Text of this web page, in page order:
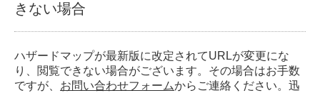
きない場合
ハザードマップが最新版に改定されてURLが変更にな
り、閲覧できない場合がございます。その場合はお手数
ですが、 お問い合わせフォームからご連絡ください。迅